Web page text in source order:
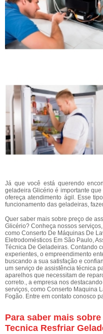
Já que você está querendo
geladeira Glicério é importante
ofereça atendimento ágil. Esse
funcionamento das geladeiras,
Quer saber mais sobre preço de
Glicério? Conheça nossos
como Conserto De Máquinas De
Eletrodomésticos Em São Paulo,
Técnica De Geladeiras. Contando
experientes, o empreendimento
buscando a sua satisfação e
um serviço de assistência técnica
aparelhos que necessitam de
correto., a empresa nos
serviços, como Conserto Maquina
Fogão. Entre em contato conosco
Para saber mais
Tecnica Resfriar